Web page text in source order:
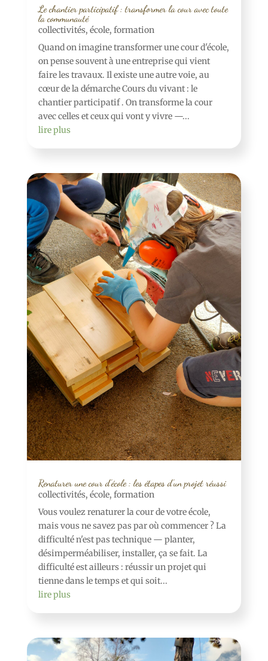
Le chantier participatif : transformer la cour avec toute
la communauté
collectivités, école, formation
Quand on imagine transformer une cour d'école,
on pense souvent à une entreprise qui vient
faire les travaux. Il existe une autre voie, au
cœur de la démarche Cours du vivant : le
chantier participatif . On transforme la cour
avec celles et ceux qui vont y vivre —...
lire plus
Renaturer une cour d’école : les étapes d’un projet réussi
collectivités, école, formation
Vous voulez renaturer la cour de votre école,
mais vous ne savez pas par où commencer ? La
difficulté n'est pas technique — planter,
désimperméabiliser, installer, ça se fait. La
difficulté est ailleurs : réussir un projet qui
tienne dans le temps et qui soit...
lire plus